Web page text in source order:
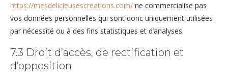
https://mesdelicieusescreations.com/ ne commercialise pas
vos données personnelles qui sont donc uniquement utilisées
par nécessité ou à des fins statistiques et d’analyses.
7.3 Droit d’accès, de rectification et
d’opposition